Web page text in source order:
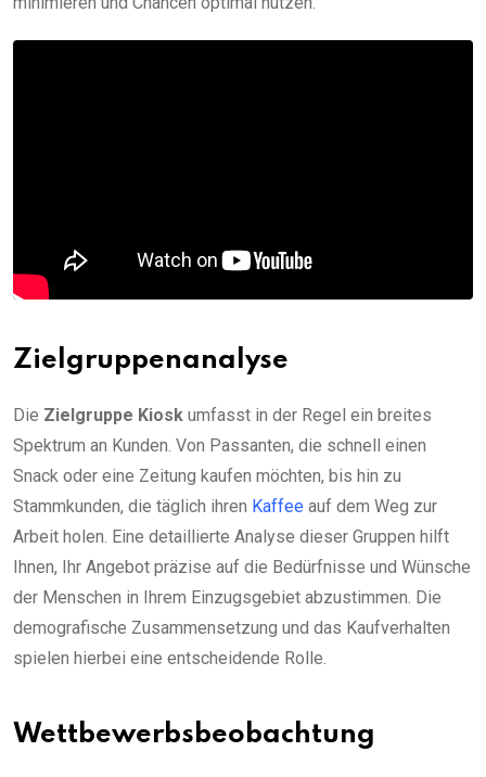
Zielgruppenanalyse
Die Zielgruppe Kiosk umfasst in der Regel ein breites
Spektrum an Kunden. Von Passanten, die schnell einen
Snack oder eine Zeitung kaufen möchten, bis hin zu
Stammkunden, die täglich ihren Kaffee auf dem Weg zur
Arbeit holen. Eine detaillierte Analyse dieser Gruppen hilft
Ihnen, Ihr Angebot präzise auf die Bedürfnisse und Wünsche
der Menschen in Ihrem Einzugsgebiet abzustimmen. Die
demografische Zusammensetzung und das Kaufverhalten
spielen hierbei eine entscheidende Rolle.
Wettbewerbsbeobachtung